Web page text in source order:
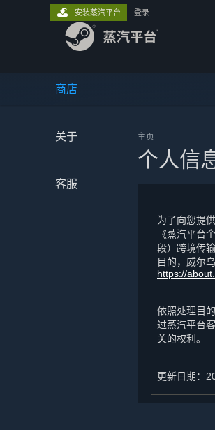
商店
关于
客服
安装蒸汽平台 登录
主页
个人信
为了向您提
《蒸汽平台
段）跨境传
目的，威尔
https://
依照处理目
过蒸汽平台
关的权利。
更新日期：